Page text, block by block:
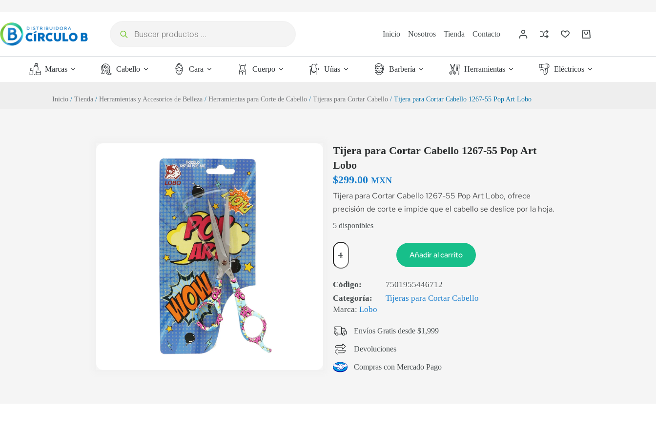
Inicio Nosotros Tienda Contacto
Marcas Cabello Cara Cuerpo Uñas Barbería Herramientas Eléctricos
Inicio /Tienda /Herramientas y Accesorios de Belleza /Herramientas para Corte de Cabello /Tijeras para Cortar Cabello / Tijera para Cortar Cabello 1267-55 Pop Art Lobo
Tijera para Cortar Cabello 1267-55 Pop Art
Lobo
$299.00 MXN
Tijera para Cortar Cabello 1267-55 Pop Art Lobo, ofrece
precisión de corte e impide que el cabello se deslice por la hoja.
5 disponibles
Añadir al carrito
Código:
7501955446712
Categoría:
Tijeras para Cortar Cabello
Marca: Lobo
Envíos Gratis desde $1,999
Devoluciones
Compras con Mercado Pago